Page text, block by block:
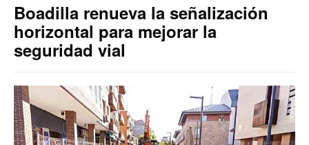
Boadilla renueva la señalización
horizontal para mejorar la
seguridad vial